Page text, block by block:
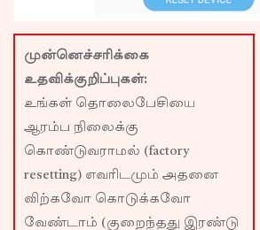
முன்னெச்சரிக்கை
உதவிக்குறிப்புகள்:
உங்கள் தொலைபேசியை
ஆரம்ப நிலைக்கு
கொண்டுவராமல் (factory
resetting) எவரிடமும் அதனை
விற்கவோ கொடுக்கவோ
வேண்டாம் (குறைந்தது இரண்டு